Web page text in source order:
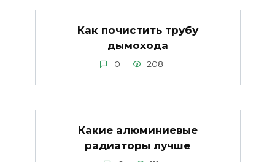
Как почистить трубу
дымохода
0 208
Какие алюминиевые
радиаторы лучше